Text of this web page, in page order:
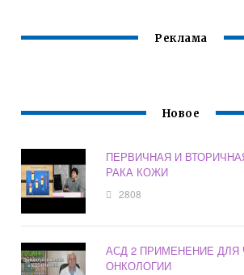
Реклама
Новое
ПЕРВИЧНАЯ И
РАКА КОЖИ
2808
АСД 2 ПРИМЕНЕНИЕ ДЛЯ
ОНКОЛОГИИ